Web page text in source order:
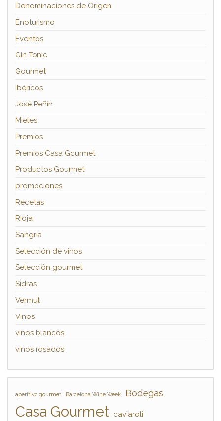
Denominaciones de Origen
Enoturismo
Eventos
Gin Tonic
Gourmet
Ibéricos
José Peñín
Mieles
Premios
Premios Casa Gourmet
Productos Gourmet
promociones
Recetas
Rioja
Sangría
Selección de vinos
Selección gourmet
Sidras
Vermut
Vinos
vinos blancos
vinos rosados
aperitivo gourmet Barcelona Wine Week Bodegas
Casa Gourmet caviaroli